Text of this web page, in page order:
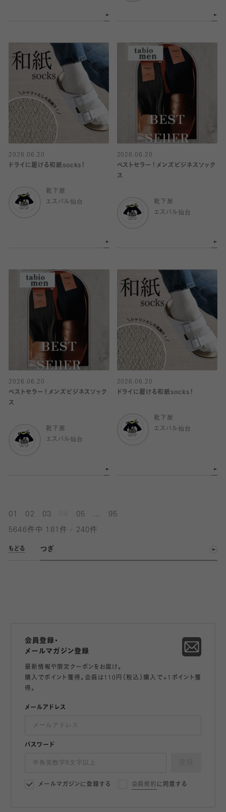
2026.06.20
ドライに履ける和紙socks！
靴下屋
エスパル仙台
2026.06.20
ベストセラー！メンズビジネスソック
ス
靴下屋
エスパル仙台
2026.06.20
ベストセラー！メンズビジネスソック
ス
靴下屋
エスパル仙台
2026.06.20
ドライに履ける和紙socks！
靴下屋
エスパル仙台
01 02 03 05 95
5646件中 181件 - 240件
もどる つぎ
会員登録・
メールマガジン登録
最新情報や限定クーポンをお届け。
購入でポイント獲得。会員は110円（税込）購入で+1ポイント獲
得。
メールアドレス
パスワード
メールマガジンに登録する 会員規約 に同意する